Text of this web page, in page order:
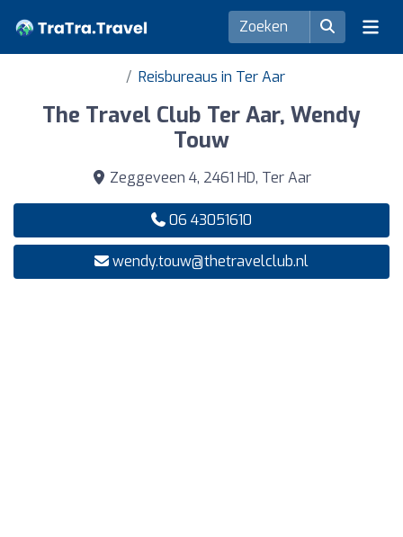
Reisbureaus in Ter Aar
The Travel Club Ter Aar, Wendy
Touw
Zeggeveen 4, 2461 HD, Ter Aar
06 43051610
wendy.touw@thetravelclub.nl